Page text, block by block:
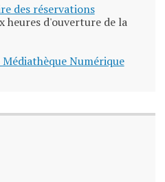
des réservations
heures d'ouverture de la
Numérique